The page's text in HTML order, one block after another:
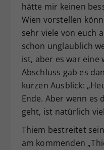
hätte mir keinen
Wien vorstellen
sehr viele von euch
schon unglaublich
ist, aber es war eine
Abschluss gab es
kurzen Ausblick:
Ende. Aber wenn es
geht, ist natürlich
Thiem bestreitet
am kommenden